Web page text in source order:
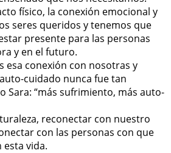
físico, la conexión emocional y
seres queridos y tenemos que
presente para las personas
y en el futuro.
esa conexión con nosotras y
cuidado nunca fue tan
Sara: “más sufrimiento, más auto-
reconectar con nuestro
con las personas con que
vida.